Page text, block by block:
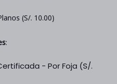
(S/. 10.00)
:
- Por Foja (S/.